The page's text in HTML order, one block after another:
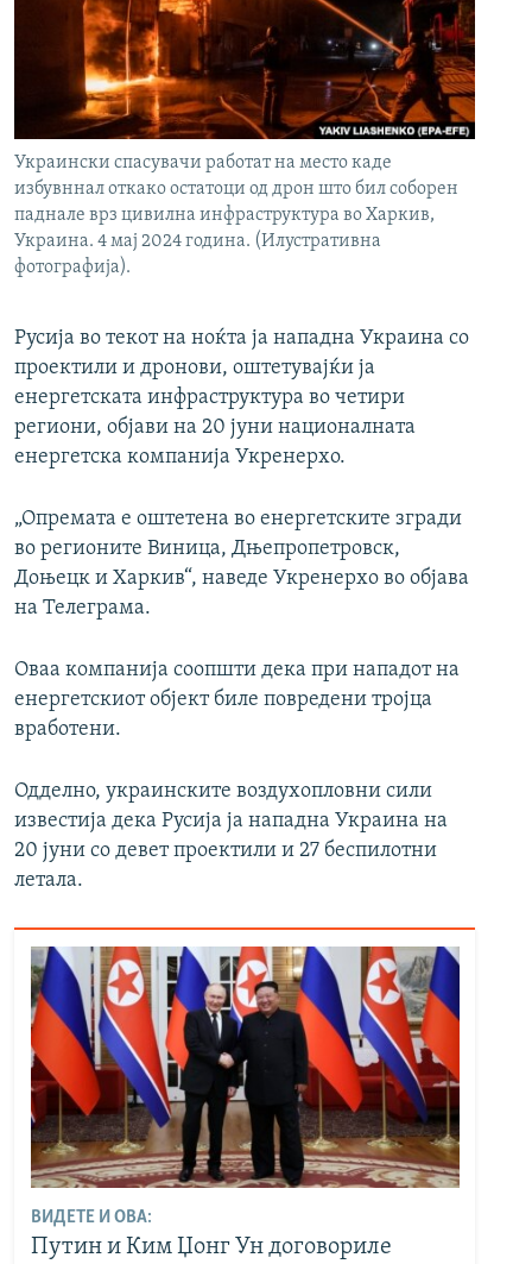
РСЕ веб страници
Украински спасувачи работат на место каде
избувннал откако остатоци од дрон што бил соборен
паднале врз цивилна инфраструктура во Харкив,
Украина. 4 мај 2024 година. (Илустративна
фотографија).
Русија во текот на ноќта ја нападна Украина со
проектили и дронови, оштетувајќи ја
енергетската инфраструктура во четири
региони, објави на 20 јуни националната
енергетска компанија Укренерхо.
„Опремата е оштетена во енергетските згради
во регионите Виница, Дњепропетровск,
Доњецк и Харкив“, наведе Укренерхо во објава
на Телеграма.
Оваа компанија соопшти дека при нападот на
енергетскиот објект биле повредени тројца
вработени.
Одделно, украинските воздухопловни сили
известија дека Русија ја нападна Украина на
20 јуни со девет проектили и 27 беспилотни
летала.
ВИДЕТЕ И ОВА:
Путин и Ким Џонг Ун договориле